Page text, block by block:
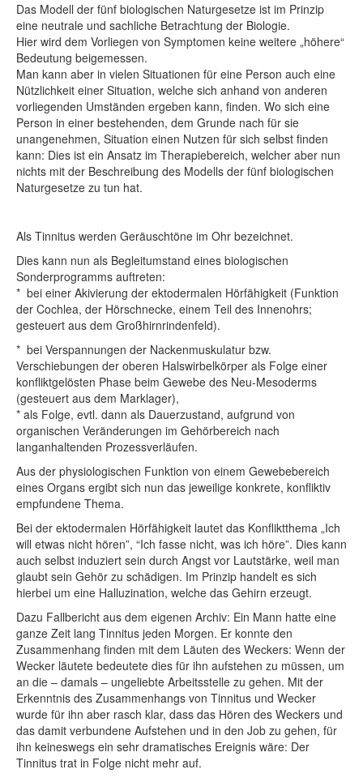
Das Modell der fünf biologischen Naturgesetze ist im Prinzip
eine neutrale und sachliche Betrachtung der Biologie.
Hier wird dem Vorliegen von Symptomen keine weitere „höhere“
Bedeutung beigemessen.
Man kann aber in vielen Situationen für eine Person auch eine
Nützlichkeit einer Situation, welche sich anhand von anderen
vorliegenden Umständen ergeben kann, finden. Wo sich eine
Person in einer bestehenden, dem Grunde nach für sie
unangenehmen, Situation einen Nutzen für sich selbst finden
kann: Dies ist ein Ansatz im Therapiebereich, welcher aber nun
nichts mit der Beschreibung des Modells der fünf biologischen
Naturgesetze zu tun hat.
Als Tinnitus werden Geräuschtöne im Ohr bezeichnet.
Dies kann nun als Begleitumstand eines biologischen
Sonderprogramms auftreten:
* bei einer Akivierung der ektodermalen Hörfähigkeit (Funktion
der Cochlea, der Hörschnecke, einem Teil des Innenohrs;
gesteuert aus dem Großhirnrindenfeld).
* bei Verspannungen der Nackenmuskulatur bzw.
Verschiebungen der oberen Halswirbelkörper als Folge einer
konfliktgelösten Phase beim Gewebe des Neu-Mesoderms
(gesteuert aus dem Marklager),
* als Folge, evtl. dann als Dauerzustand, aufgrund von
organischen Veränderungen im Gehörbereich nach
langanhaltenden Prozessverläufen.
Aus der physiologischen Funktion von einem Gewebebereich
eines Organs ergibt sich nun das jeweilige konkrete, konfliktiv
empfundene Thema.
Bei der ektodermalen Hörfähigkeit lautet das Konfliktthema „Ich
will etwas nicht hören”, “Ich fasse nicht, was ich höre”. Dies kann
auch selbst induziert sein durch Angst vor Lautstärke, weil man
glaubt sein Gehör zu schädigen. Im Prinzip handelt es sich
hierbei um eine Halluzination, welche das Gehirn erzeugt.
Dazu Fallbericht aus dem eigenen Archiv: Ein Mann hatte eine
ganze Zeit lang Tinnitus jeden Morgen. Er konnte den
Zusammenhang finden mit dem Läuten des Weckers: Wenn der
Wecker läutete bedeutete dies für ihn aufstehen zu müssen, um
an die – damals – ungeliebte Arbeitsstelle zu gehen. Mit der
Erkenntnis des Zusammenhangs von Tinnitus und Wecker
wurde für ihn aber rasch klar, dass das Hören des Weckers und
das damit verbundene Aufstehen und in den Job zu gehen, für
ihn keineswegs ein sehr dramatisches Ereignis wäre: Der
Tinnitus trat in Folge nicht mehr auf.